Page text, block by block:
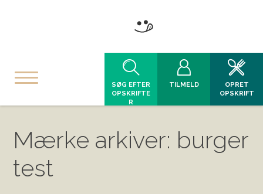
SØG EFTER
OPSKRIFTE
R
TILMELD
OPRET
OPSKRIFT
Mærke arkiver: burger
test